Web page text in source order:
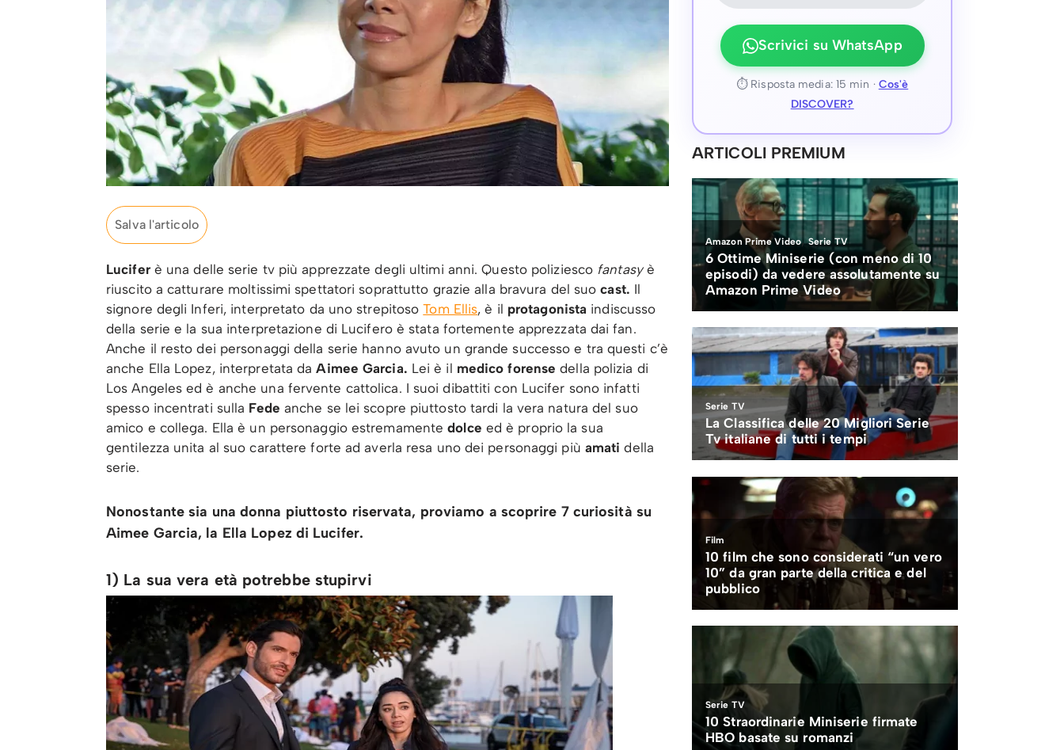
Salva l'articolo
Luciferè una delle serie tv più apprezzate degli ultimi anni. Questo poliziesco fantasyè
riuscito a catturare moltissimi spettatori soprattutto grazie alla bravura del suo cast. Il
signore degli Inferi, interpretato da uno strepitosoTom Ellis, è il protagonista indiscusso
della serie e la sua interpretazione di Lucifero è stata fortemente apprezzata dai fan.
Anche il resto dei personaggi della serie hanno avuto un grande successo e tra questi c’è
anche Ella Lopez, interpretata daAimee Garcia. Lei è il medico forense della polizia di
Los Angeles ed è anche una fervente cattolica. I suoi dibattiti con Lucifer sono infatti
spesso incentrati sulla Fede anche se lei scopre piuttosto tardi la vera natura del suo
amico e collega. Ella è un personaggio estremamentedolce ed è proprio la sua
gentilezza unita al suo carattere forte ad averla resa uno dei personaggi più amati della
serie.
Nonostante sia una donna piuttosto riservata, proviamo a scoprire 7 curiosità su
Aimee Garcia, la Ella Lopez di Lucifer.
1) La sua vera età potrebbe stupirvi
Scrivici su WhatsApp
⏱ Risposta media: 15 min · Cos'è
DISCOVER?
ARTICOLI PREMIUM